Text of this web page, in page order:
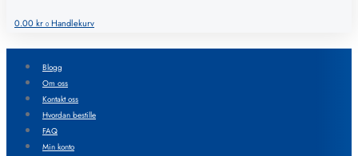
0.00kr 0 Handlekurv
Blogg
Om oss
Kontakt oss
Hvordan bestille
FAQ
Min konto